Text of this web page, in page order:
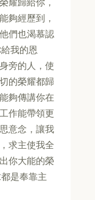
夠經歷到，
們也渴慕認
我的恩
旁的人，使
的榮耀都歸
夠傳講你在
作能帶領更
意念，讓我
求主使我全
你大能的榮
是奉靠主